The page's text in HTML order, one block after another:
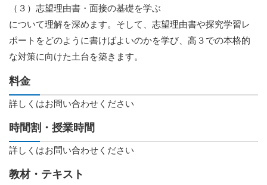
（３）志望理由書・面接の基礎を学ぶ
について理解を深めます。そして、志望理由書や探究学習レ
ポートをどのように書けばよいのかを学び、高３での本格的
な対策に向けた土台を築きます。
料金
詳しくはお問い合わせください
時間割・授業時間
詳しくはお問い合わせください
教材・テキスト